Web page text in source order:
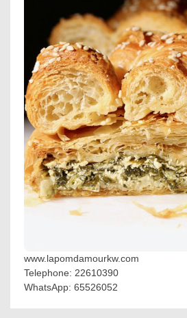
www.lapomdamourkw.com
Telephone: 22610390
WhatsApp: 65526052